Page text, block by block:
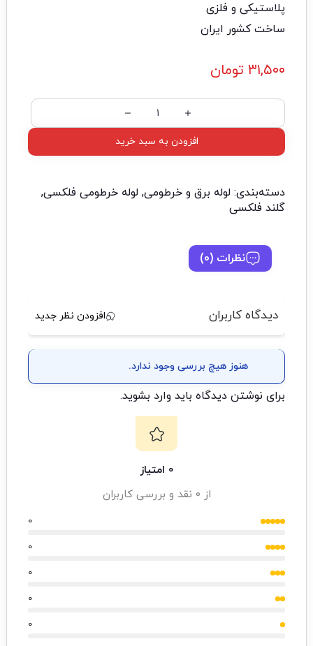
پلاستیکی و فلزی
ساخت کشور ایران
۳۱,۵۰۰ تومان
افزودن به سبد خرید
دسته‌بندی: لوله برق و خرطومی, لوله خرطومی فلکسی,
گلند فلکسی
نظرات (0)
دیدگاه کاربران افزودن نظر جدید
هنوز هیچ بررسی وجود ندارد.
برای نوشتن دیدگاه باید وارد بشوید.
0 امتیاز
از 0 نقد و بررسی کاربران
0
0
0
0
0